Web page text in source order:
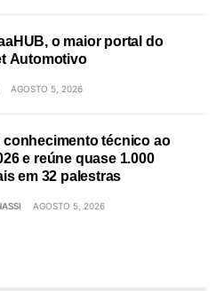
o maior portal do
Automotivo
AGOSTO 5, 2026
conhecimento técnico ao
e reúne quase 1.000
em 32 palestras
AGOSTO 5, 2026